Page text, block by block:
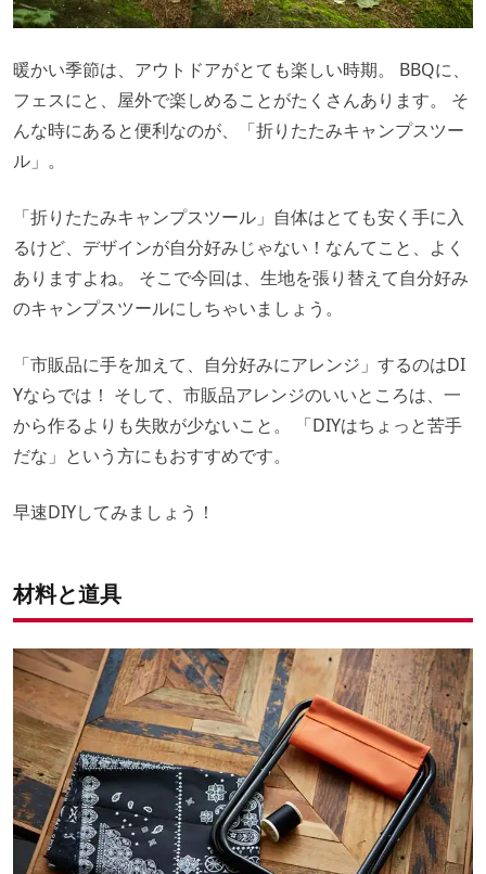
暖かい季節は、アウトドアがとても楽しい時期。 BBQに、
フェスにと、屋外で楽しめることがたくさんあります。 そ
んな時にあると便利なのが、「折りたたみキャンプスツー
ル」。
「折りたたみキャンプスツール」自体はとても安く手に入
るけど、デザインが自分好みじゃない！なんてこと、よく
ありますよね。 そこで今回は、生地を張り替えて自分好み
のキャンプスツールにしちゃいましょう。
「市販品に手を加えて、自分好みにアレンジ」するのはDI
Yならでは！ そして、市販品アレンジのいいところは、一
から作るよりも失敗が少ないこと。 「DIYはちょっと苦手
だな」という方にもおすすめです。
早速DIYしてみましょう！
材料と道具